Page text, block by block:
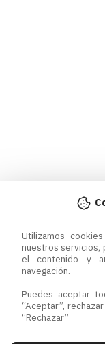
Utilizamos
nuestros servicios,
el contenido y
navegación.
Puedes aceptar
“Aceptar”,
“Rechazar”